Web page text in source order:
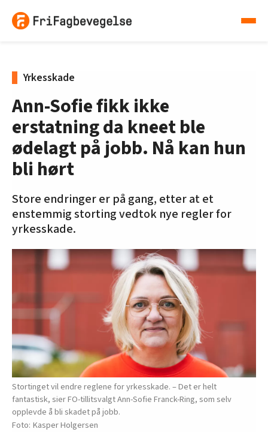
Yrkesskade
Ann-Sofie fikk ikke
erstatning da kneet ble
ødelagt på jobb. Nå kan hun
bli hørt
Store endringer er på gang, etter at et
enstemmig storting vedtok nye regler for
yrkesskade.
Stortinget vil endre reglene for yrkesskade. – Det er helt
fantastisk, sier FO-tillitsvalgt Ann-Sofie Franck-Ring, som selv
opplevde å bli skadet på jobb.
Kasper Holgersen